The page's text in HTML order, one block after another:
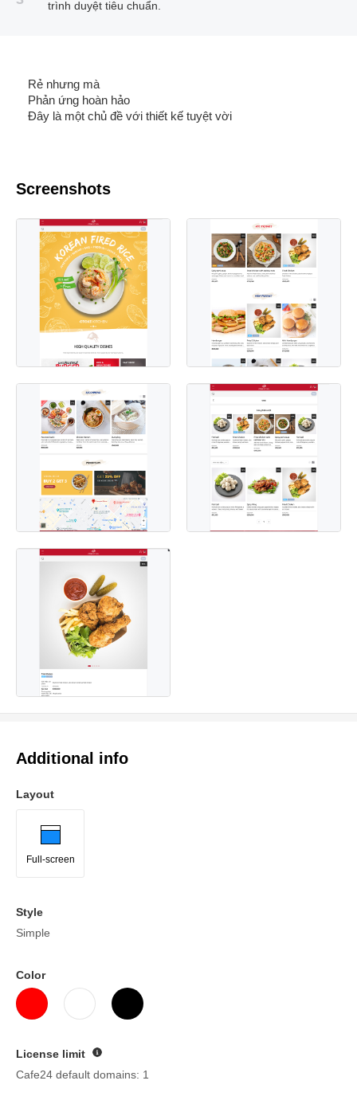
trình duyệt tiêu chuẩn.
Rẻ nhưng mà
Phản ứng hoàn hảo
Đây là một chủ đề với thiết kế tuyệt vời
Screenshots
Additional info
Layout
Full-screen
Style
Simple
Color
License limit
Cafe24 default domains: 1